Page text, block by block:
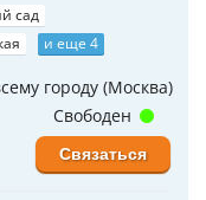
сад
и еще 4
городу (Москва)
Свободен
Связаться